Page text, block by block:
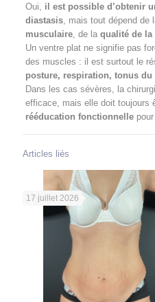
Oui, il est possible d’obtenir
diastasis, mais tout dépend de
musculaire, de la qualité de la
Un ventre plat ne signifie pas
des muscles : il est surtout le
posture, respiration, tonus
Dans les cas sévères, la
efficace, mais elle doit toujours
rééducation fonctionnellepour
Articles liés
17 juillet 2026